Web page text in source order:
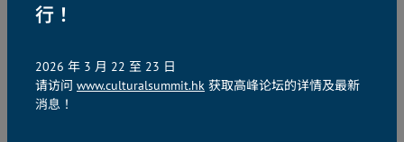
中心项目主管
行！
2026 年 3 月 22 至 23 日
请访问 www.culturalsummit.hk 获取高峰论坛的详情及最新
消息！